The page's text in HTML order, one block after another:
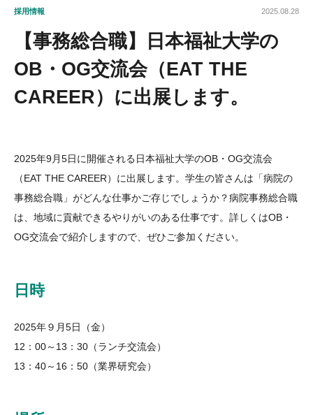
採用情報 2025.08.28
【事務総合職】日本福祉大学の
OB・OG交流会（EAT THE
CAREER）に出展します。
2025年9月5日に開催される日本福祉大学のOB・OG交流会
（EAT THE CAREER）に出展します。学生の皆さんは「病院の
事務総合職」がどんな仕事かご存じでしょうか？病院事務総合職
は、地域に貢献できるやりがいのある仕事です。詳しくはOB・
OG交流会で紹介しますので、ぜひご参加ください。
日時
2025年９月5日（金）
12：00～13：30（ランチ交流会）
13：40～16：50（業界研究会）